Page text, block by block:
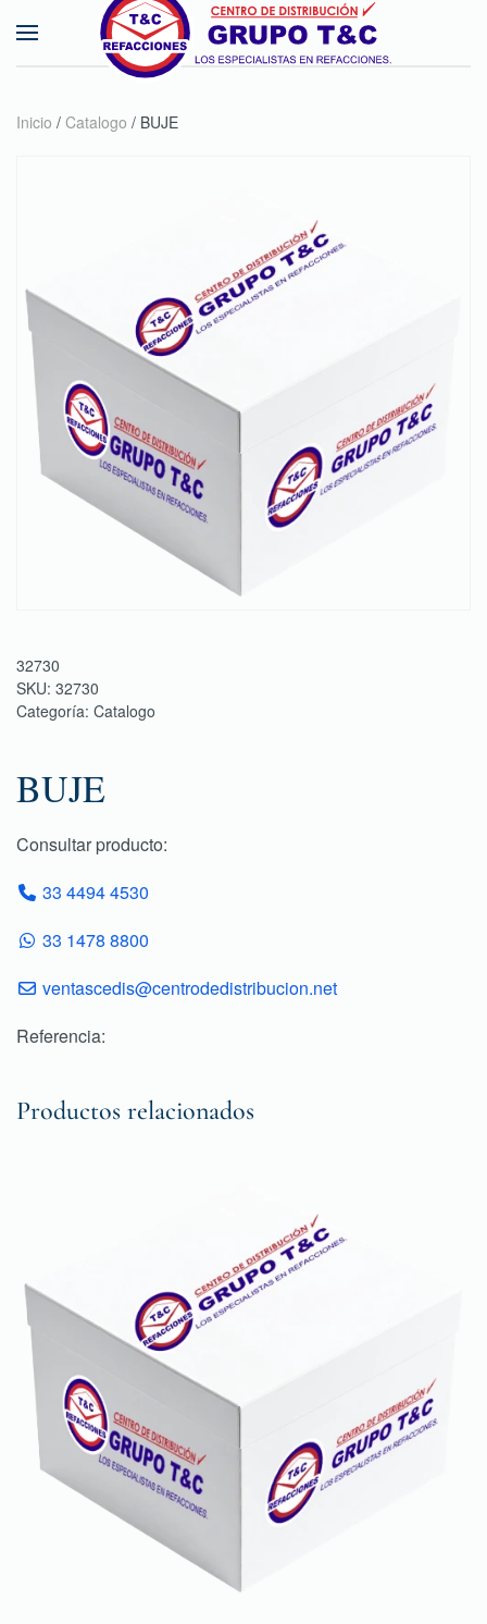
Skip to main content
Inicio / Catalogo / BUJE
32730
SKU: 32730
Categoría: Catalogo
BUJE
Consultar producto:
33 4494 4530
33 1478 8800
ventascedis@centrodedistribucion.net
Referencia:
Productos relacionados